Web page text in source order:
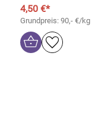
4,50 €*
Grundpreis: 90,- €/kg